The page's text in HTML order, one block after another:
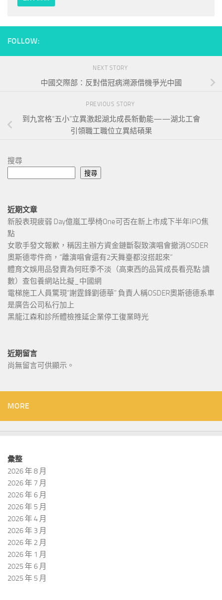
FOLLOW:
NEXT STORY
中國交際部：反對借冠病溯源借機爭光中國
PREVIOUS STORY
到九宮格“五小”立異激起湖北成長新動能——湖北工會
引領職工職位立異結碩果
搜尋
搜尋
近期文章
新股表現疲弱 Day億嵐工學椅One可否在新上市成下半年IPO焦
點
女歌手發文報歉，稱因主辦方資金鏈斷裂致演唱會撤消OSDER
奧斯德零件商，“離演唱會還有2天舞臺都沒搭起來”
體育文娛用品發賣為何旺季不淡（高東西的品質成長看亮點·讀
數）查包養網站比擬_中國網
電梯施工人員驚現“謝霆鋒劉德華” 負責人稱OSDER奧斯德德系車
是廣告公司私行加上
黑龍江森和診所體檢推延企業停工復業時光
近期留言
尚無留言可供顯示。
MORE
彙整
2026 年 8 月
2026 年 7 月
2026 年 6 月
2026 年 5 月
2026 年 4 月
2026 年 3 月
2026 年 2 月
2026 年 1 月
2025 年 6 月
2025 年 5 月